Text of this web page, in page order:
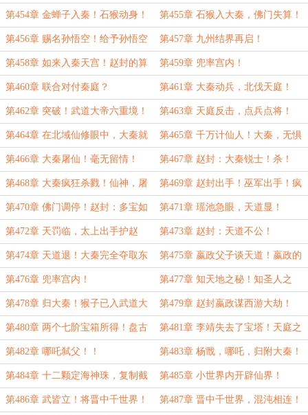
觐见！
第454章 金蝉子入秦！石猴动身！ 第455章 石猴入大秦，佛门失算！
第456章 赐名孙悟空！给予孙悟空
的路！
第457章 九州结界再启！
第458章 如来入秦天宫！赵封的算
计！
第459章 兜率宫内！
第460章 联合对付秦庭？ 第461章 大秦动兵，北伐天庭！
第462章 突破！武道大帝六重境！
全属性突破！
第463章 天庭反击，点兵点将！
第464章 在北域仙修眼中，大秦就
是魔！
第465章 千万计仙人！大秦，无惧
之！
第466章 大秦屠仙！毫无留情！ 第467章 赵封：大秦锐士！杀！
第468章 大秦疯狂杀戮！仙神，屠
之！
第469章 赵封出手！巫军出手！疯
狂杀戮！
第470章 佛门调停！赵封：多宝如
来在孤面前都不敢如此造次！
第471章 瑶池急眼，天道显！
第472章 天罚临，太上出手护赵
封！震动天地！
第473章 赵封：天道不公！
第474章 天道退！大秦完全夺取东
胜神洲！
第475章 嬴政父子谈天道！嬴政的
霸气！
第476章 兜率宫内！ 第477章 知天地之秘！知圣人之
踪！
第478章 归大秦！猴子已入武道大
能之境！
第479章 赵封嬴政谋西游大劫！
第480章 两个七阶宝箱所得！盘古
神殿！
第481章 李靖失去了宝塔！天庭之
谋！
第482章 哪吒弑父！！ 第483章 杨戬，哪吒，归附大秦！
第484章 十二颗定海神珠，复制截
教典籍！
第485章 小世界内开辟仙界！
第486章 武皆立！将晋中千世界！ 第487章 晋中千世界，混沌相连！